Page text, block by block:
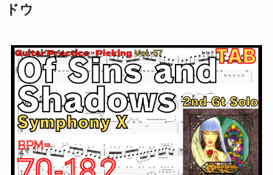
ドウ